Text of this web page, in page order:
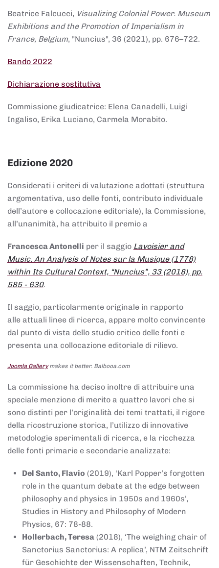
Beatrice Falcucci, Visualizing Colonial Power. Museum
Exhibitions and the Promotion of Imperialism in
France, Belgium, "Nuncius", 36 (2021), pp. 676–722.
Bando 2022
Dichiarazione sostitutiva
Commissione giudicatrice: Elena Canadelli, Luigi
Ingaliso, Erika Luciano, Carmela Morabito.
Edizione 2020
Considerati i criteri di valutazione adottati (struttura
argomentativa, uso delle fonti, contributo individuale
dell’autore e collocazione editoriale), la Commissione,
all’unanimità, ha attribuito il premio a
Francesca Antonelli per il saggio Lavoisier and
Music. An Analysis of Notes sur la Musique (1778)
within Its Cultural Context, “Nuncius”, 33 (2018), pp.
585 - 630.
Il saggio, particolarmente originale in rapporto
alle attuali linee di ricerca, appare molto convincente
dal punto di vista dello studio critico delle fonti e
presenta una collocazione editoriale di rilievo.
Joomla Gallerymakes it better. Balbooa.com
La commissione ha deciso inoltre di attribuire una
speciale menzione di merito a quattro lavori che si
sono distinti per l’originalità dei temi trattati, il rigore
della ricostruzione storica, l’utilizzo di innovative
metodologie sperimentali di ricerca, e la ricchezza
delle fonti primarie e secondarie analizzate:
Del Santo, Flavio (2019), ‘Karl Popper’s forgotten
role in the quantum debate at the edge between
philosophy and physics in 1950s and 1960s’,
Studies in History and Philosophy of Modern
Physics, 67: 78-88.
Hollerbach, Teresa (2018), ‘The weighing chair of
Sanctorius Sanctorius: A replica’, NTM Zeitschrift
für Geschichte der Wissenschaften, Technik,